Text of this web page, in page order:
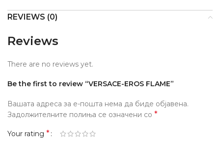
REVIEWS (0)
Reviews
There are no reviews yet.
Be the first to review “VERSACE-EROS FLAME”
Вашата адреса за е-пошта нема да биде објавена.
Задолжителните полиња се означени со *
Your rating *